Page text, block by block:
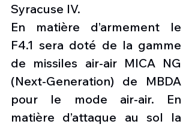
Syracuse IV.
En matière d’armement le
F4.1 sera doté de la gamme
de missiles air-air MICA NG
(Next-Generation) de MBDA
pour le mode air-air. En
matière d’attaque au sol la